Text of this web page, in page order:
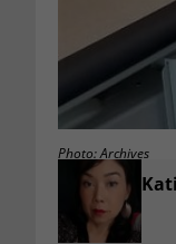
Photo: Archives